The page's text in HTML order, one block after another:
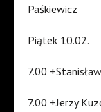
Paśkiewicz
Piątek 10.02.
7.00
7.00 +Jerzy